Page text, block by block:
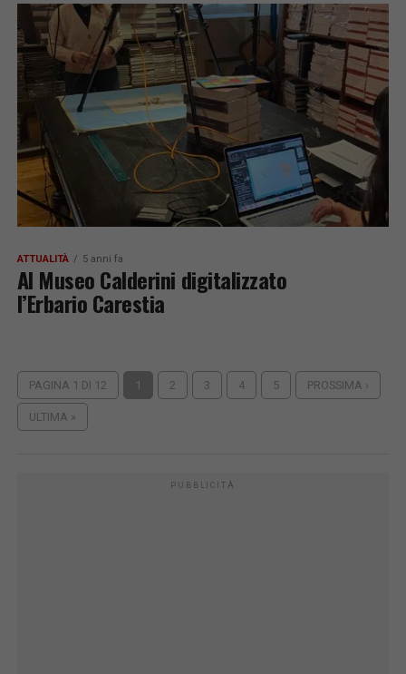
ATTUALITÀ 5 anni fa
Al Museo Calderini digitalizzato
l’Erbario Carestia
PAGINA 1 DI 12 1 2 3 4 5 PROSSIMA ›
ULTIMA »
PUBBLICITÀ